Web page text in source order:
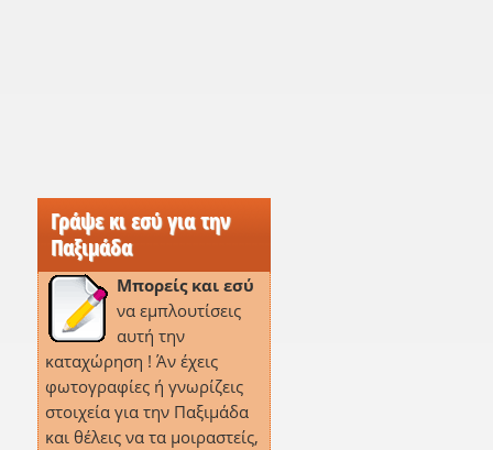
Γράψε κι εσύ για την
Παξιμάδα
Μπορείς και εσύ
να εμπλουτίσεις
αυτή την
καταχώρηση ! Άν έχεις
φωτογραφίες ή γνωρίζεις
στοιχεία για την Παξιμάδα
και θέλεις να τα μοιραστείς,